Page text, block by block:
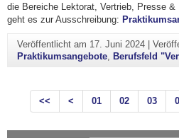
die Bereiche Lektorat, Vertrieb, Presse
geht es zur Ausschreibung:
Veröffentlicht am 17. Juni 2024|
Praktikumsangebote, Berufsfeld
<< < 01 02 03